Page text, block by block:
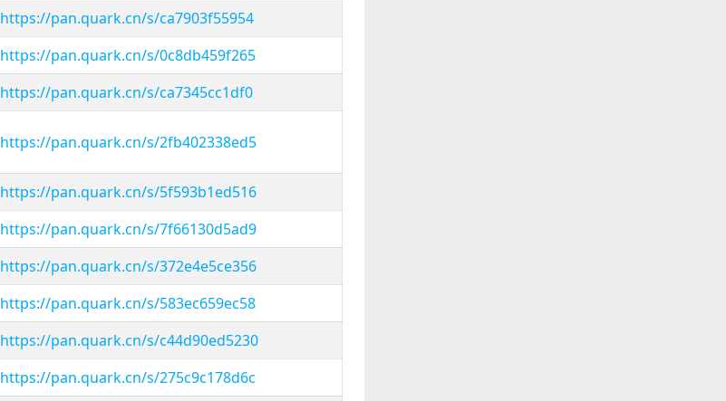
https://pan.quark.cn/s/ca7903f55954
https://pan.quark.cn/s/0c8db459f265
https://pan.quark.cn/s/ca7345cc1df0
https://pan.quark.cn/s/2fb402338ed5
https://pan.quark.cn/s/5f593b1ed516
https://pan.quark.cn/s/7f66130d5ad9
https://pan.quark.cn/s/372e4e5ce356
https://pan.quark.cn/s/583ec659ec58
https://pan.quark.cn/s/c44d90ed5230
https://pan.quark.cn/s/275c9c178d6c